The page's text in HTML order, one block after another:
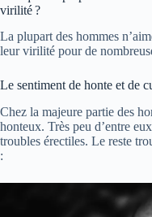
virilité ?
La plupart des hommes
leur virilité pour de
Le sentiment de honte et de
Chez la majeure partie des
honteux. Très peu d’entre
troubles érectiles. Le reste
: